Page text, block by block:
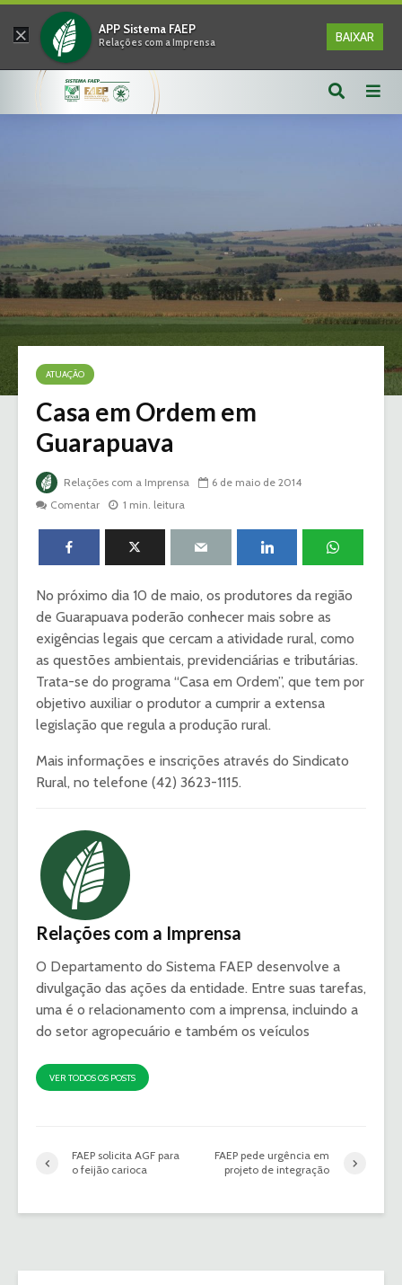
× APP Sistema FAEP
Relações com a Imprensa BAIXAR
ATUAÇÃO
Casa em Ordem em
Guarapuava
Relações com a Imprensa
6 de maio de 2014
Comentar
1 min. leitura
No próximo dia 10 de maio, os produtores da região
de Guarapuava poderão conhecer mais sobre as
exigências legais que cercam a atividade rural, como
as questões ambientais, previdenciárias e tributárias.
Trata-se do programa “Casa em Ordem”, que tem por
objetivo auxiliar o produtor a cumprir a extensa
legislação que regula a produção rural.
Mais informações e inscrições através do Sindicato
Rural, no telefone (42) 3623-1115.
Relações com a Imprensa
O Departamento do Sistema FAEP desenvolve a
divulgação das ações da entidade. Entre suas tarefas,
uma é o relacionamento com a imprensa, incluindo a
do setor agropecuário e também os veículos
VER TODOS OS POSTS
FAEP solicita AGF para
o feijão carioca
FAEP pede urgência em
projeto de integração